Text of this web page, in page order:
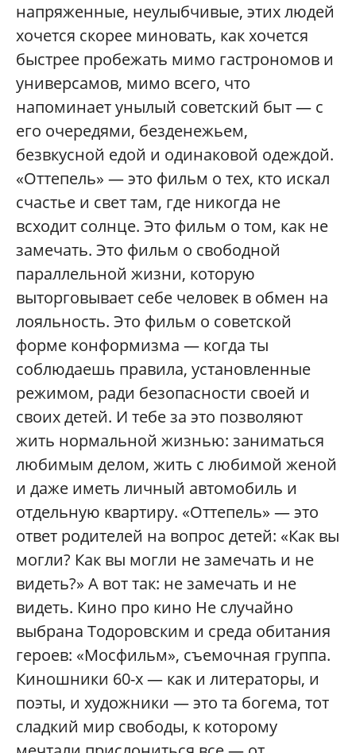
напряженные, неулыбчивые, этих людей
хочется скорее миновать, как хочется
быстрее пробежать мимо гастрономов и
универсамов, мимо всего, что
напоминает унылый советский быт — с
его очередями, безденежьем,
безвкусной едой и одинаковой одеждой.
«Оттепель» — это фильм о тех, кто искал
счастье и свет там, где никогда не
всходит солнце. Это фильм о том, как не
замечать. Это фильм о свободной
параллельной жизни, которую
выторговывает себе человек в обмен на
лояльность. Это фильм о советской
форме конформизма — когда ты
соблюдаешь правила, установленные
режимом, ради безопасности своей и
своих детей. И тебе за это позволяют
жить нормальной жизнью: заниматься
любимым делом, жить с любимой женой
и даже иметь личный автомобиль и
отдельную квартиру. «Оттепель» — это
ответ родителей на вопрос детей: «Как вы
могли? Как вы могли не замечать и не
видеть?» А вот так: не замечать и не
видеть. Кино про кино Не случайно
выбрана Тодоровским и среда обитания
героев: «Мосфильм», съемочная группа.
Киношники 60-х — как и литераторы, и
поэты, и художники — это та богема, тот
сладкий мир свободы, к которому